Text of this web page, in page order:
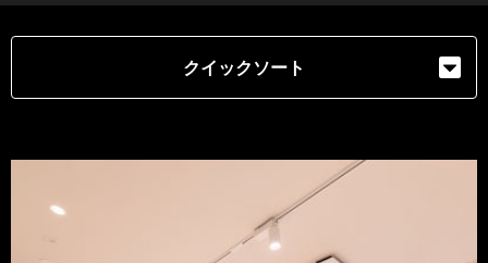
クイックソート